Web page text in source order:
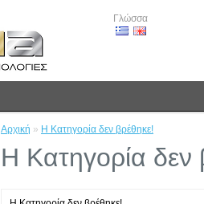
Γλώσσα
Αρχική » Η Κατηγορία δεν βρέθηκε!
Η Κατηγορία δεν